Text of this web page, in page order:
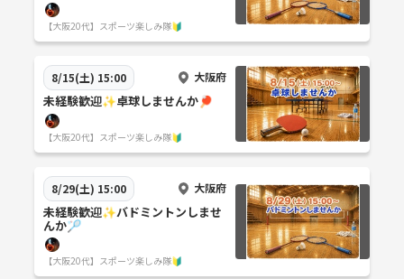
【大阪20代】スポーツ楽しみ隊🔰
8/15(土) 15:00 大阪府
未経験歓迎✨️卓球しませんか🏓
【大阪20代】スポーツ楽しみ隊🔰
8/29(土) 15:00 大阪府
未経験歓迎✨️バドミントンしませ
んか🏸
【大阪20代】スポーツ楽しみ隊🔰